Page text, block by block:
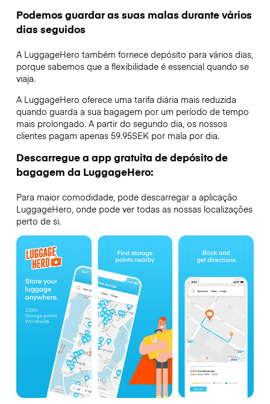
Podemos guardar as suas malas durante vários
dias seguidos
A LuggageHero também fornece depósito para vários dias,
porque sabemos que a flexibilidade é essencial quando se
viaja.
A LuggageHero oferece uma tarifa diária mais reduzida
quando guarda a sua bagagem por um período de tempo
mais prolongado. A partir do segundo dia, os nossos
clientes pagam apenas 59.95SEK por mala por dia.
Descarregue a app gratuita de depósito de
bagagem da LuggageHero:
Para maior comodidade, pode descarregar a aplicação
LuggageHero, onde pode ver todas as nossas localizações
perto de si.